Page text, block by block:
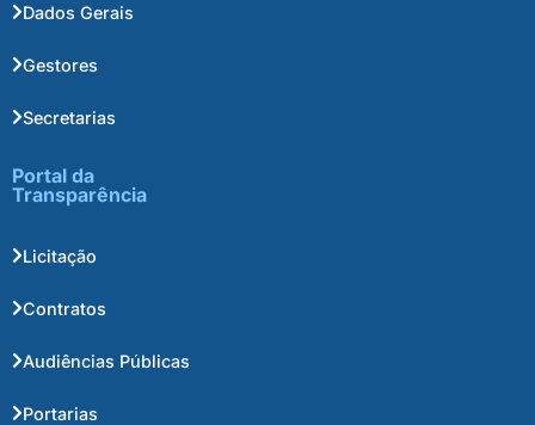
Dados Gerais
Gestores
Secretarias
Portal da
Transparência
Licitação
Contratos
Audiências Públicas
Portarias